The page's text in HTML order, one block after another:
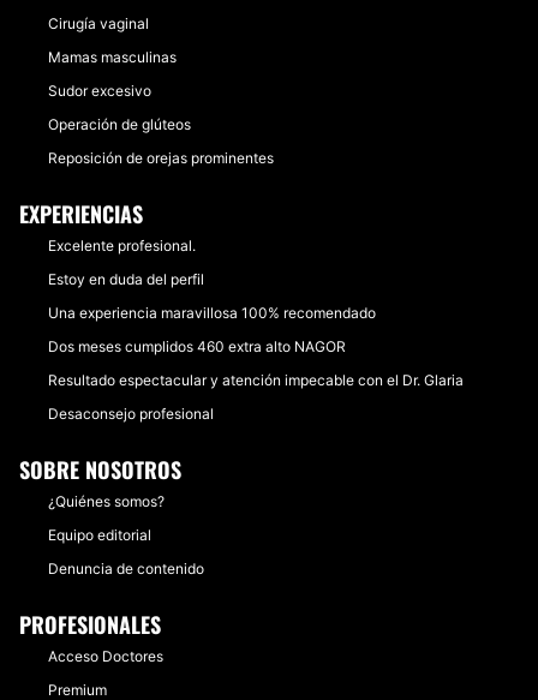
Cirugía vaginal
Mamas masculinas
Sudor excesivo
Operación de glúteos
Reposición de orejas prominentes
EXPERIENCIAS
Excelente profesional.
Estoy en duda del perfil
Una experiencia maravillosa 100% recomendado
Dos meses cumplidos 460 extra alto NAGOR
Resultado espectacular y atención impecable con el Dr. Glaria
Desaconsejo profesional
SOBRE NOSOTROS
¿Quiénes somos?
Equipo editorial
Denuncia de contenido
PROFESIONALES
Acceso Doctores
Premium